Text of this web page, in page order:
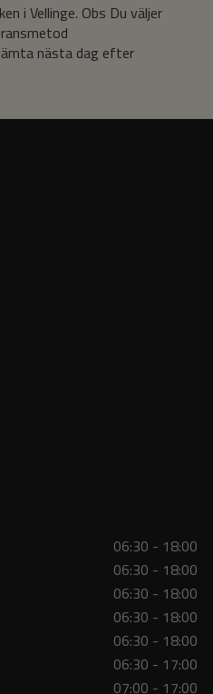
i Vellinge. Obs Du väljer
nästa dag efter
06:30 - 18:00
06:30 - 18:00
06:30 - 18:00
06:30 - 18:00
06:30 - 18:00
06:30 - 17:00
07:00 - 17:00